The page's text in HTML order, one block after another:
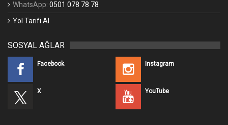
WhatsApp: 0501 078 78 78
Yol Tarifi Al
SOSYAL AĞLAR
Facebook Instagram
X YouTube